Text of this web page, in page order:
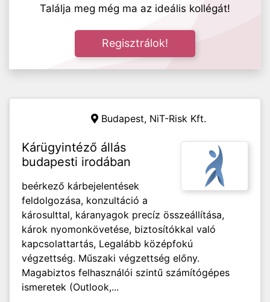
Találja meg még ma az ideális kollégát!
Regisztrálok!
Budapest, NiT-Risk Kft.
Kárügyintéző állás
budapesti irodában
beérkező kárbejelentések
feldolgozása, konzultáció a
károsulttal, káranyagok precíz összeállítása,
károk nyomonkövetése, biztosítókkal való
kapcsolattartás, Legalább középfokú
végzettség. Műszaki végzettség előny.
Magabiztos felhasználói szintű számítógépes
ismeretek (Outlook,...